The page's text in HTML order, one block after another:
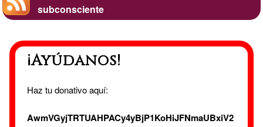
subconsciente
¡Ayúdanos!
Haz tu donativo aquí:
AwmVGyjTRTUAHPACy4yBjP1KoHiJFNmaUBxiV2